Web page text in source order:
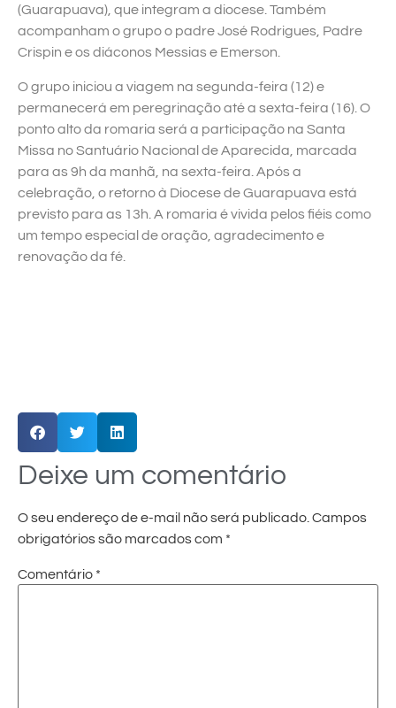
(Guarapuava), que integram a diocese. Também
acompanham o grupo o padre José Rodrigues, Padre
Crispin e os diáconos Messias e Emerson.
O grupo iniciou a viagem na segunda-feira (12) e
permanecerá em peregrinação até a sexta-feira (16). O
ponto alto da romaria será a participação na Santa
Missa no Santuário Nacional de Aparecida, marcada
para as 9h da manhã, na sexta-feira. Após a
celebração, o retorno à Diocese de Guarapuava está
previsto para as 13h. A romaria é vivida pelos fiéis como
um tempo especial de oração, agradecimento e
renovação da fé.
Deixe um comentário
O seu endereço de e-mail não será publicado. Campos
obrigatórios são marcados com *
Comentário *